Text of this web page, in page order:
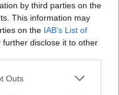
by third parties on the
This information may
on the IAB’s List of
further disclose it to other
Outs
maksimalus